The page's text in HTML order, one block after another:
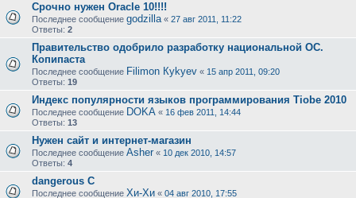
Срочно нужен Oracle 10!!!!
Последнее сообщение godzilla « 27 авг 2011, 11:22
Ответы: 2
Правительство одобрило разработку национальной ОС.
Копипаста
Последнее сообщение Filimon Кykyev « 15 апр 2011, 09:20
Ответы: 19
Индекс популярности языков программирования Tiobe 2010
Последнее сообщение DOKA « 16 фев 2011, 14:44
Ответы: 13
Нужен сайт и интернет-магазин
Последнее сообщение Asher « 10 дек 2010, 14:57
Ответы: 4
dangerous C
Последнее сообщение Хи-Хи « 04 авг 2010, 17:55